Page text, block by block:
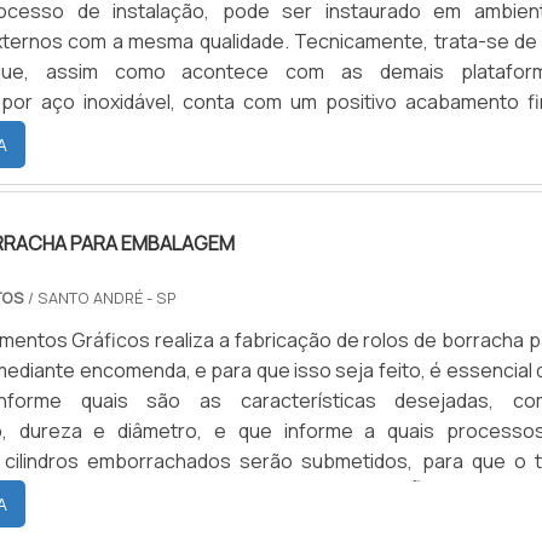
recuperação de ponta para garantir o bom
são encaminhados para a produção após confirmação
e fornecemos seis meses de garantia contra
estas, que são analisadas previamente pelo
a eficência na fabricação de cilindros revestidos preço
Equipamentos se responsabiliza pela garantia de
que possam existir até seis meses após a
defeitos de fabricação e não defeitos decorrentes da
cilindros. Solicite agora mesmo uma cotação pelo
de instalação, pode ser instaurado em
com a mesma qualidade. Tecnicamente, trata-se de
assim como acontece com as demais
aço inoxidável, conta com um positivo acabamento
e uma eficaz vedação térmica e acústica aos
representam as duas primeiras e mais básicas
PARA EMBALAGEM
/ SANTO ANDRÉ - SP
Gráficos realiza a fabricação de rolos de borracha
encomenda, e para que isso seja feito, é essencial
quais são as características desejadas,
dureza e diâmetro, e que informe a quais
emborrachados serão submetidos, para que o
seja empregado na peça.PREVENÇÃO PARA
E DURABILIDADE DO PRODUTOPor conta de ser